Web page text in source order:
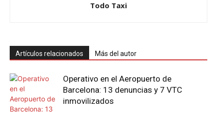
Todo Taxi
Artículos relacionados Más del autor
Operativo en el Aeropuerto de
Barcelona: 13 denuncias y 7 VTC
inmovilizados